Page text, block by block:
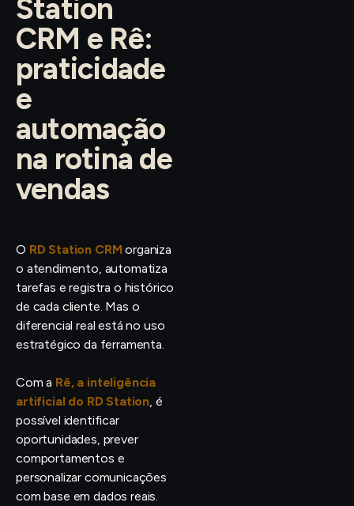
Station
CRM e Rê:
praticidade
e
automação
na rotina de
vendas
O RD Station CRM organiza
o atendimento, automatiza
tarefas e registra o histórico
de cada cliente. Mas o
diferencial real está no uso
estratégico da ferramenta.
Com a Rê, a inteligência
artificial do RD Station, é
possível identificar
oportunidades, prever
comportamentos e
personalizar comunicações
com base em dados reais.